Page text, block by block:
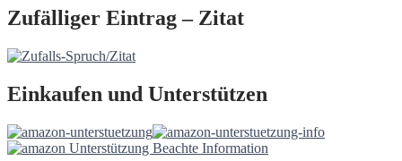
Zufälliger Eintrag – Zitat
Einkaufen und Unterstützen